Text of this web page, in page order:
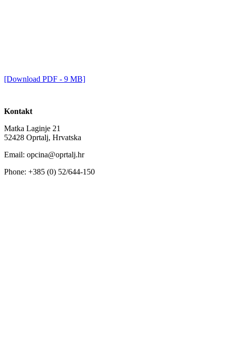
[Download PDF - 9 MB]
Kontakt
Matka Laginje 21
52428 Oprtalj, Hrvatska
Email: opcina@oprtalj.hr
Phone: +385 (0) 52/644-150